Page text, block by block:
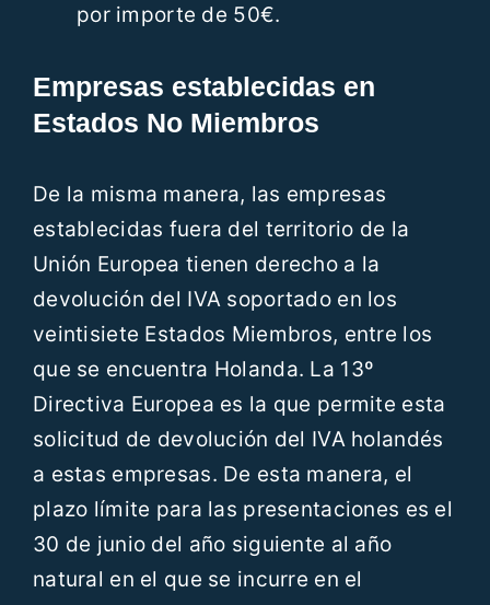
por importe de 50€.
Empresas establecidas en
Estados No Miembros
De la misma manera, las empresas
establecidas fuera del territorio de la
Unión Europea tienen derecho a la
devolución del IVA soportado en los
veintisiete Estados Miembros, entre los
que se encuentra Holanda. La 13º
Directiva Europea es la que permite esta
solicitud de devolución del IVA holandés
a estas empresas. De esta manera, el
plazo límite para las presentaciones es el
30 de junio del año siguiente al año
natural en el que se incurre en el